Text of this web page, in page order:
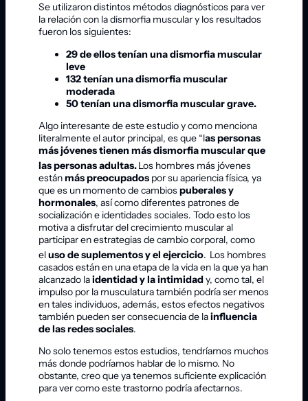
Se utilizaron distintos métodos diagnósticos para ver
la relación con la dismorfia muscular y los resultados
fueron los siguientes:
29 de ellos tenían una dismorfia muscular
leve
132 tenían una dismorfia muscular
moderada
50 tenían una dismorfia muscular grave.
Algo interesante de este estudio y como menciona
literalmente el autor principal, es que “las personas
más jóvenes tienen más dismorfia muscular que
las personas adultas.Los hombres más jóvenes
estánmás preocupados por su apariencia física, ya
que es un momento de cambiospuberales y
hormonales, así como diferentes patrones de
socialización e identidades sociales. Todo esto los
motiva a disfrutar del crecimiento muscular al
participar en estrategias de cambio corporal, como
eluso de suplementos y el ejercicio. Los hombres
casados están en una etapa de la vida en la que ya han
alcanzado laidentidad y la intimidady, como tal, el
impulso por la musculatura también podría ser menos
en tales individuos, además, estos efectos negativos
también pueden ser consecuencia de lainfluencia
de las redes sociales.
No solo tenemos estos estudios, tendríamos muchos
más donde podríamos hablar de lo mismo. No
obstante, creo que ya tenemos suficiente explicación
para ver como este trastorno podría afectarnos.